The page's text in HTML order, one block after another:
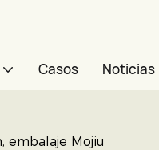
Casos Noticias
embalaje Mojiu